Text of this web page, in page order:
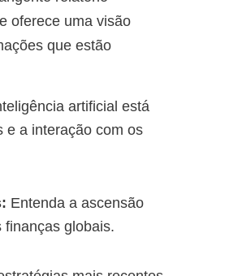
oferece uma visão
que estão
artificial está
e a interação com os
Entenda a ascensão
globais.